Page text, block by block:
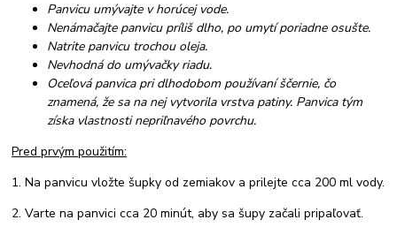
Panvicu umývajte v horúcej vode.
Nenámačajte panvicu príliš dlho, po umytí poriadne osušte.
Natrite panvicu trochou oleja.
Nevhodná do umývačky riadu.
Oceľová panvica pri dlhodobom používaní ščernie, čo
znamená, že sa na nej vytvorila vrstva patiny. Panvica tým
získa vlastnosti nepriľnavého povrchu.
Pred prvým použitím:
1. Na panvicu vložte šupky od zemiakov a prilejte cca 200 ml vody.
2. Varte na panvici cca 20 minút, aby sa šupy začali pripaľovať.